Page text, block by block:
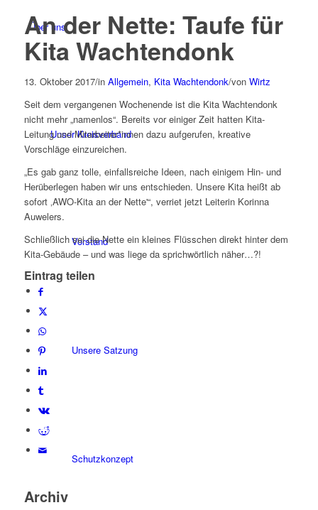
Über uns
Unser Kreisverband
Vorstand
Unsere Satzung
Schutzkonzept
An der Nette: Taufe für
Kita Wachtendonk
13. Oktober 2017/in Allgemein, Kita Wachtendonk/von Wirtz
Seit dem vergangenen Wochenende ist die Kita Wachtendonk
nicht mehr „namenlos“. Bereits vor einiger Zeit hatten Kita-
Leitung und Mitarbeiter*innen dazu aufgerufen, kreative
Vorschläge einzureichen.
„Es gab ganz tolle, einfallsreiche Ideen, nach einigem Hin- und
Herüberlegen haben wir uns entschieden. Unsere Kita heißt ab
sofort ‚AWO-Kita an der Nette'“, verriet jetzt Leiterin Korinna
Auwelers.
Schließlich sei die Nette ein kleines Flüsschen direkt hinter dem
Kita-Gebäude – und was liege da sprichwörtlich näher…?!
Eintrag teilen
Archiv